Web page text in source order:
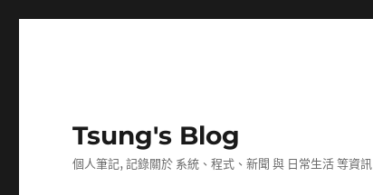
Tsung's Blog
個人筆記, 記錄關於 系統、程式、新聞 與 日常生活 等資訊